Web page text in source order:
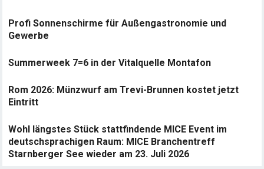
Profi Sonnenschirme für Außengastronomie und
Gewerbe
Summerweek 7=6 in der Vitalquelle Montafon
Rom 2026: Münzwurf am Trevi-Brunnen kostet jetzt
Eintritt
Wohl längstes Stück stattfindende MICE Event im
deutschsprachigen Raum: MICE Branchentreff
Starnberger See wieder am 23. Juli 2026